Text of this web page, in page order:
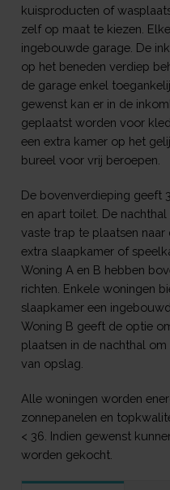
kuisproducten of
zelf op maat te kiezen.
ingebouwde garage. De
op het beneden verdiep
de garage enkel
gewenst kan er in de
geplaatst worden voor
een extra kamer op het
bureel voor vrij beroepen.
De bovenverdieping geeft
en apart toilet. De
vaste trap te plaatsen
extra slaapkamer of
Woning A en B hebben
richten. Enkele woningen
slaapkamer een
Woning B geeft de optie
plaatsen in de nachthal
van opslag.
Alle woningen worden
zonnepanelen en
< 36. Indien gewenst
worden gekocht.